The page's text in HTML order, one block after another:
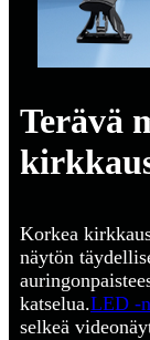
Terävä
Korkea
näytön
katselua.LED -
selkeä